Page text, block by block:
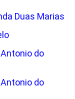
Duas Marias
do
do